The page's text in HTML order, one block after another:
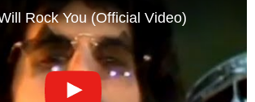
Rock You (Official Video)